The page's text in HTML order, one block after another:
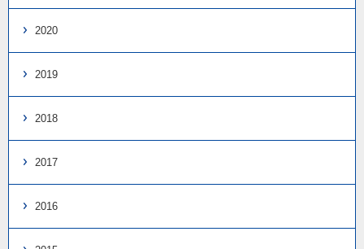
2020
2019
2018
2017
2016